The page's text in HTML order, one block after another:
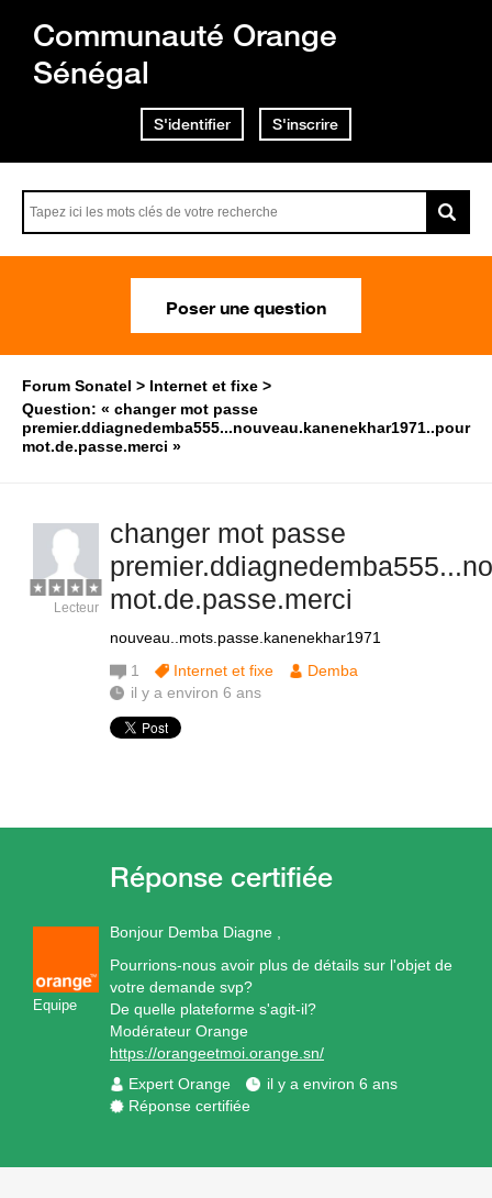
Communauté Orange
Sénégal
S'identifier S'inscrire
Poser une question
Forum Sonatel
Internet et fixe
Question: « changer mot passe
premier.ddiagnedemba555...nouveau.kanenekhar1971..pour
mot.de.passe.merci »
changer mot passe
mot.de.passe.merci
nouveau..mots.passe.kanenekhar1971
Lecteur
1 Internet et fixe
Demba
il y a environ 6 ans
Equipe
Bonjour Demba Diagne ,
Pourrions-nous avoir plus de détails sur l'objet de
votre demande svp?
De quelle plateforme s'agit-il?
Modérateur Orange
https://orangeetmoi.orange.sn/
Expert Orange
il y a environ 6 ans
Réponse certifiée